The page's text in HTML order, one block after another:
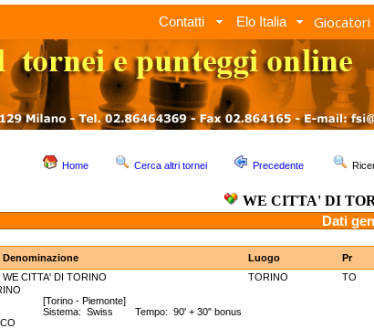
Contatti Elo Italia Giocatori
Home Cerca altri tornei Precedente
WE CITTA' DI
Dati
Denominazione Luogo Pr
WE CITTA' DI TORINO TORINO TO
[Torino - Piemonte]
Sistema: Swiss Tempo: 90' + 30" bonus